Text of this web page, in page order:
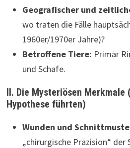
Geografischer und
wo traten die Fälle
1960er/1970er Jahre)?
Betroffene Tiere: Primär
und Schafe.
II. Die Mysteriösen Merkmale
Hypothese führten)
Wunden und
„chirurgische Präzision“ der